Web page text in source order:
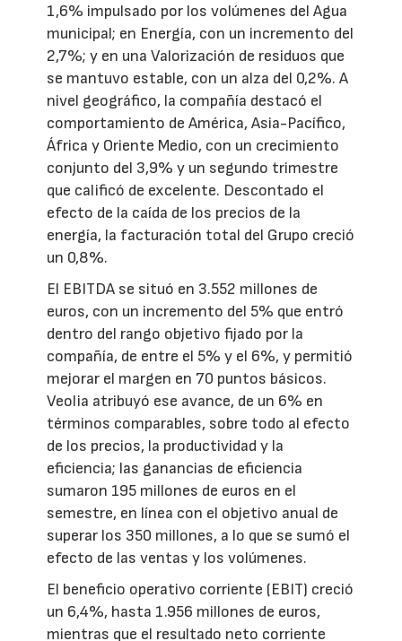
1,6% impulsado por los volúmenes del Agua
municipal; en Energía, con un incremento del
2,7%; y en una Valorización de residuos que
se mantuvo estable, con un alza del 0,2%. A
nivel geográfico, la compañía destacó el
comportamiento de América, Asia-Pacífico,
África y Oriente Medio, con un crecimiento
conjunto del 3,9% y un segundo trimestre
que calificó de excelente. Descontado el
efecto de la caída de los precios de la
energía, la facturación total del Grupo creció
un 0,8%.
El EBITDA se situó en 3.552 millones de
euros, con un incremento del 5% que entró
dentro del rango objetivo fijado por la
compañía, de entre el 5% y el 6%, y permitió
mejorar el margen en 70 puntos básicos.
Veolia atribuyó ese avance, de un 6% en
términos comparables, sobre todo al efecto
de los precios, la productividad y la
eficiencia; las ganancias de eficiencia
sumaron 195 millones de euros en el
semestre, en línea con el objetivo anual de
superar los 350 millones, a lo que se sumó el
efecto de las ventas y los volúmenes.
El beneficio operativo corriente (EBIT) creció
un 6,4%, hasta 1.956 millones de euros,
mientras que el resultado neto corriente